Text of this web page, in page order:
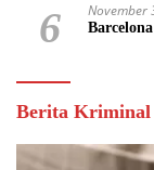
6 November
Berita Kriminal